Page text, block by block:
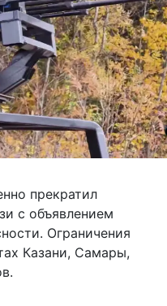
прекратил
с объявлением
Ограничения
Казани, Самары,